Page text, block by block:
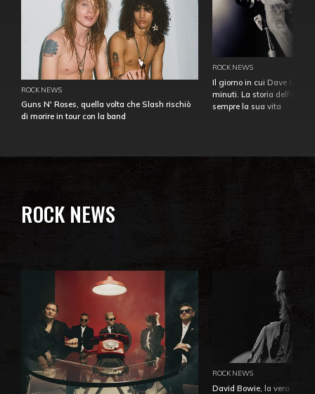
ROCK NEWS
Guns N' Roses, quella volta che Slash rischiò
di morire in tour con la band
ROCK NEWS
Il giorno in cui Dave
minuti. La storia
sempre la sua vita
ROCK NEWS
ROCK NEWS
David Bowie, la vera